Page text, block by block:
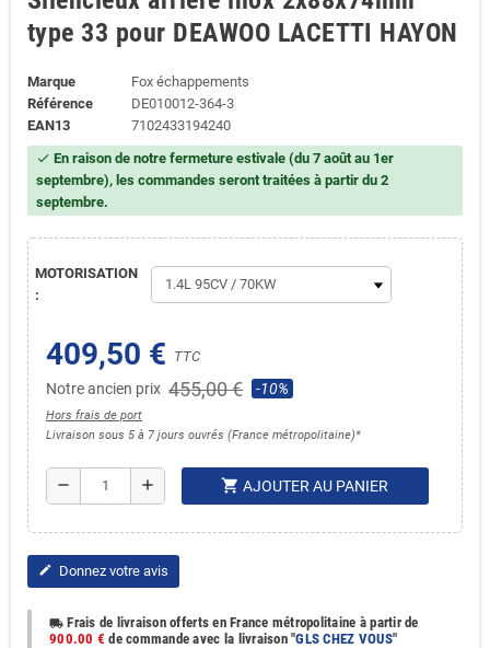
type 33 pour DEAWOO LACETTI HAYON
Marque
Fox échappements
Référence
DE010012-364-3
EAN13
7102433194240
check En raison de notre fermeture estivale (du 7 août au 1er
septembre), les commandes seront traitées à partir du 2
septembre.
MOTORISATION
:
409,50 € TTC
Notre ancien prix 455,00 € -10%
Hors frais de port
Livraison sous 5 à 7 jours ouvrés (France métropolitaine)*
remove add shopping_cart AJOUTER AU PANIER
edit Donnez votre avis
local_shipping Frais de livraison offerts en France métropolitaine à partir de
900.00 € de commande avec la livraison "GLS CHEZ VOUS"